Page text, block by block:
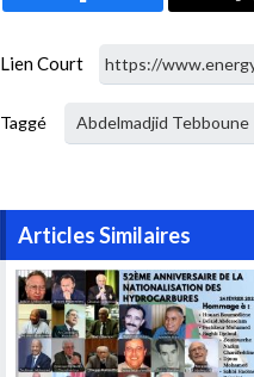
Lien Court
Taggé Abdelmadjid Tebboune
Articles Similaires